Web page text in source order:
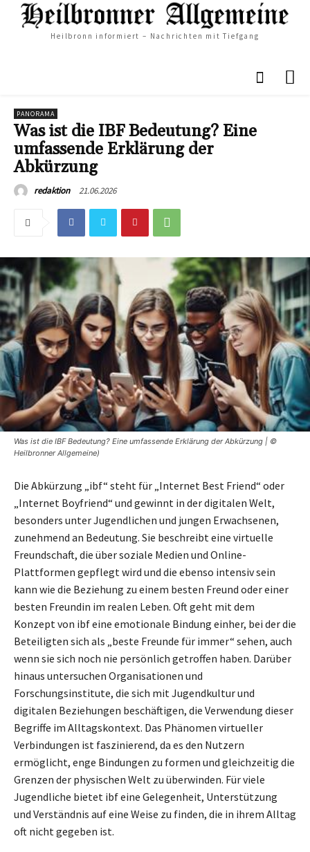
Heilbronn informiert – Nachrichten mit Tiefgang
PANORAMA
Was ist die IBF Bedeutung? Eine
umfassende Erklärung der
Abkürzung
redaktion 21.06.2026
Was ist die IBF Bedeutung? Eine umfassende Erklärung der Abkürzung | ©
Heilbronner Allgemeine)
Die Abkürzung „ibf“ steht für „Internet Best Friend“ oder
„Internet Boyfriend“ und gewinnt in der digitalen Welt,
besonders unter Jugendlichen und jungen Erwachsenen,
zunehmend an Bedeutung. Sie beschreibt eine virtuelle
Freundschaft, die über soziale Medien und Online-
Plattformen gepflegt wird und die ebenso intensiv sein
kann wie die Beziehung zu einem besten Freund oder einer
besten Freundin im realen Leben. Oft geht mit dem
Konzept von ibf eine emotionale Bindung einher, bei der die
Beteiligten sich als „beste Freunde für immer“ sehen, auch
wenn sie sich noch nie persönlich getroffen haben. Darüber
hinaus untersuchen Organisationen und
Forschungsinstitute, die sich mit Jugendkultur und
digitalen Beziehungen beschäftigen, die Verwendung dieser
Begriffe im Alltagskontext. Das Phänomen virtueller
Verbindungen ist faszinierend, da es den Nutzern
ermöglicht, enge Bindungen zu formen und gleichzeitig die
Grenzen der physischen Welt zu überwinden. Für viele
Jugendliche bietet ibf eine Gelegenheit, Unterstützung
und Verständnis auf eine Weise zu finden, die in ihrem Alltag
oft nicht gegeben ist.